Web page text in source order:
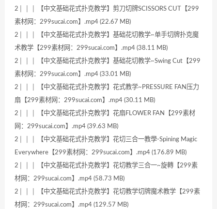
2│ │ │ 【中文基础花式扑克教学】剪刀切牌SCISSORS CUT【299
素材网：299sucai.com】.mp4 (22.67 MB)
2│ │ │ 【中文基础花式扑克教学】基础花切教学~单手切牌扑克魔
术教学【299素材网：299sucai.com】.mp4 (38.11 MB)
2│ │ │ 【中文基础花式扑克教学】基础花切教学~Swing Cut【299
素材网：299sucai.com】.mp4 (33.01 MB)
2│ │ │ 【中文基础花式扑克教学】花式教学~PRESSURE FAN压力
扇【299素材网：299sucai.com】.mp4 (30.11 MB)
2│ │ │ 【中文基础花式扑克教学】花扇FLOWER FAN【299素材
网：299sucai.com】.mp4 (39.63 MB)
2│ │ │ 【中文基础花式扑克教学】花切三合一教學-Spining Magic
Everywhere【299素材网：299sucai.com】.mp4 (176.89 MB)
2│ │ │ 【中文基础花式扑克教学】花切教学三合一~旋轉【299素
材网：299sucai.com】.mp4 (58.73 MB)
2│ │ │ 【中文基础花式扑克教学】花切教学切牌魔术教学【299素
材网：299sucai.com】.mp4 (129.57 MB)